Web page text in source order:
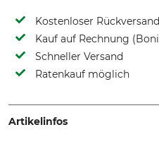
Kostenloser Rückversand
Kauf auf Rechnung
Schneller Versand
Ratenkauf möglich
Artikelinfos